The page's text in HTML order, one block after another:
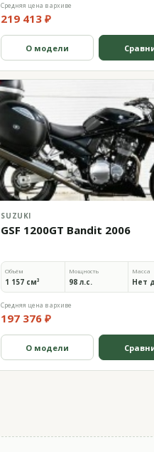
Средняя цена в архиве
219 413 ₽
О модели
SUZUKI
GSF 1200GT Bandit 2006
Объём
1 157 см³
Мощность
98 л.с.
Масса
Нет
Средняя цена в архиве
197 376 ₽
О модели